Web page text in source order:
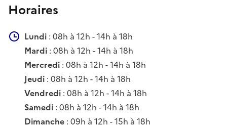
Horaires
Lundi : 08h à 12h - 14h à 18h
Mardi : 08h à 12h - 14h à 18h
Mercredi : 08h à 12h - 14h à 18h
Jeudi : 08h à 12h - 14h à 18h
Vendredi : 08h à 12h - 14h à 18h
Samedi : 08h à 12h - 14h à 18h
Dimanche : 09h à 12h - 15h à 18h